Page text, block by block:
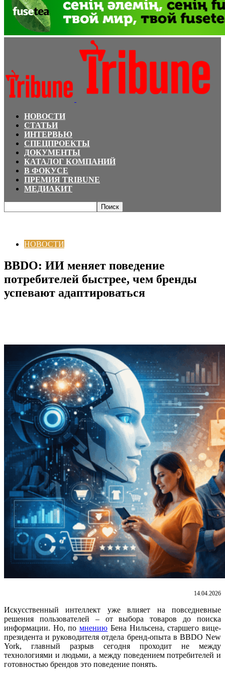
НОВОСТИ
СТАТЬИ
ИНТЕРВЬЮ
СПЕЦПРОЕКТЫ
ДОКУМЕНТЫ
КАТАЛОГ КОМПАНИЙ
В ФОКУСЕ
ПРЕМИЯ TRIBUNE
МЕДИАКИТ
НОВОСТИ
BBDO: ИИ меняет поведение
потребителей быстрее, чем бренды
успевают адаптироваться
14.04.2026
Искусственный интеллект уже влияет на повседневные
решения пользователей – от выбора товаров до поиска
информации. Но, помнению Бена Нильсена,старшего вице-
президента и руководителя отдела бренд-опыта в BBDO New
York, главный разрыв сегодня проходит не между
технологиями и людьми, а между поведением потребителей и
готовностью брендов это поведение понять.